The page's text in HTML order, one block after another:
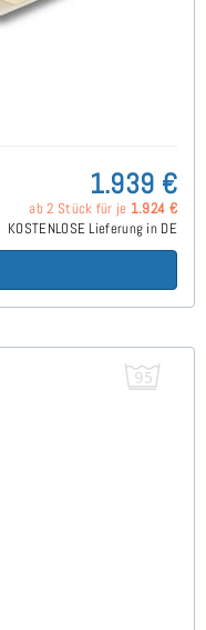
1.939 €
ab 2 Stück für je 1.924 €
KOSTENLOSE Lieferung in DE